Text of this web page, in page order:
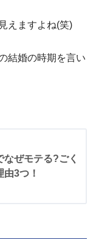
えますよね(笑)
結婚の時期を言い
ぜモテる?ごく
3つ！